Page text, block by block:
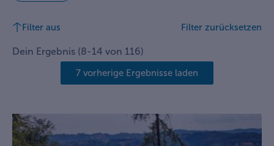
Filter aus Filter zurücksetzen
Dein Ergebnis (8-14 von 116)
7 vorherige Ergebnisse laden